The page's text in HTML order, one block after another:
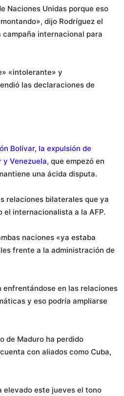
Naciones Unidas porque eso
dijo Rodríguez el
internacional para
«intolerante» y
las declaraciones de
Bolívar, la expulsión de
y Venezuela, que empezó en
una ácida disputa.
relaciones bilaterales que ya
el internacionalista a la AFP.
naciones «ya estaba
frente a la administración de
enfrentándose en las relaciones
y eso podría ampliarse
de Maduro ha perdido
con aliados como Cuba,
elevado este jueves el tono